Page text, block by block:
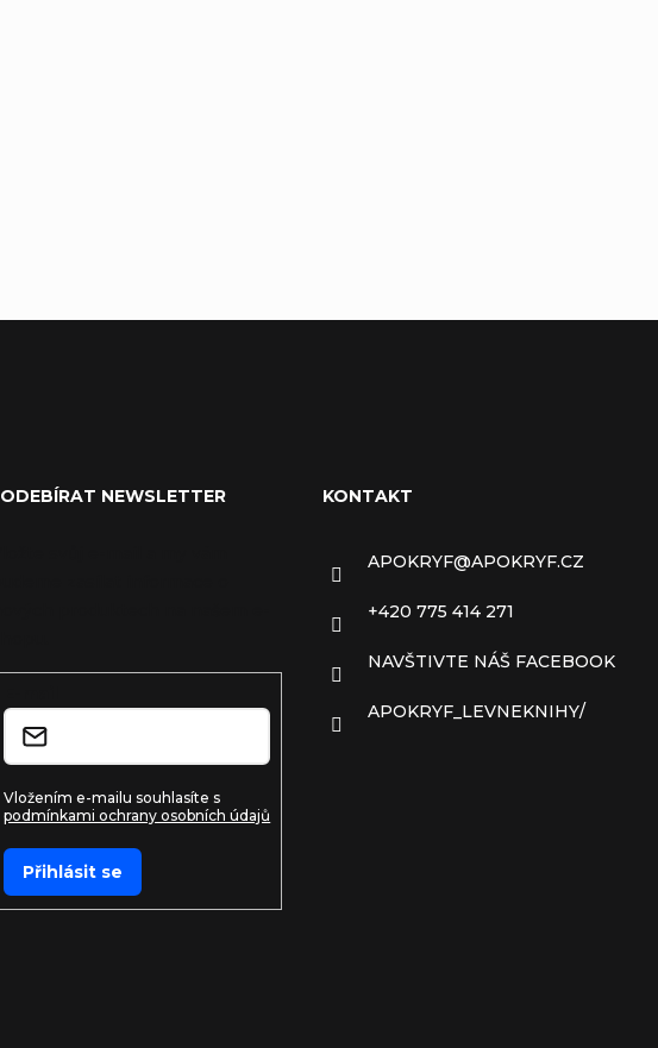
ODEBÍRAT NEWSLETTER
Vložením e-mailu souhlasíte s
podmínkami ochrany osobních údajů
Přihlásit se
KONTAKT
APOKRYF@APOKRYF.CZ
+420 775 414 271
NAVŠTIVTE NÁŠ FACEBOOK
APOKRYF_LEVNEKNIHY/